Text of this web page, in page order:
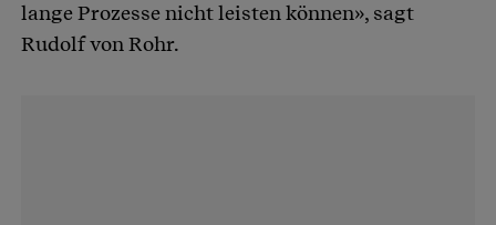
lange Prozesse nicht leisten können», sagt
Rudolf von Rohr.